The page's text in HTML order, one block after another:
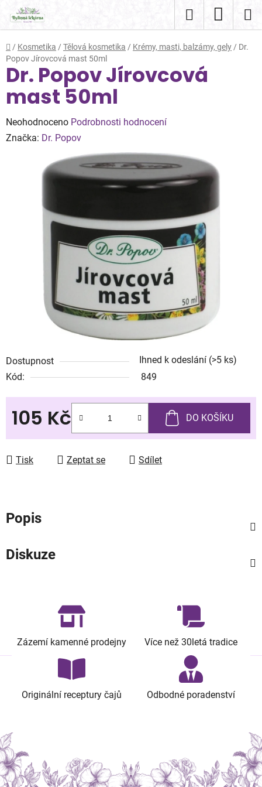
obsah
Hledat
KOŠÍK
Domů
/ Kosmetika / Tělová kosmetika / Krémy, masti, balzámy, gely / Dr.
Popov Jírovcová mast 50ml
Dostupnost Ihned k odeslání (>5 ks)
Kód:
849
105 Kč DO KOŠÍKU
Tisk Zeptat se Sdílet
Dr. Popov Jírovcová
mast 50ml
Průměrné
hodnocení
Neohodnoceno Podrobnosti hodnocení
Značka: Dr. Popov
Popis
Diskuze
Zázemí kamenné prodejny Více než 30letá tradice
Originální receptury čajů Odbodné poradenství